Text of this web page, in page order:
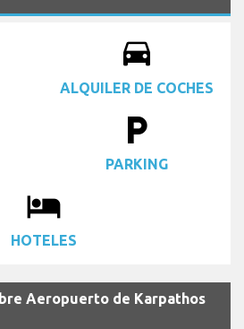
drive_eta
ALQUILER DE COCHES
local_parking
PARKING
local_hotel
HOTELES
Aeropuerto de Karpathos